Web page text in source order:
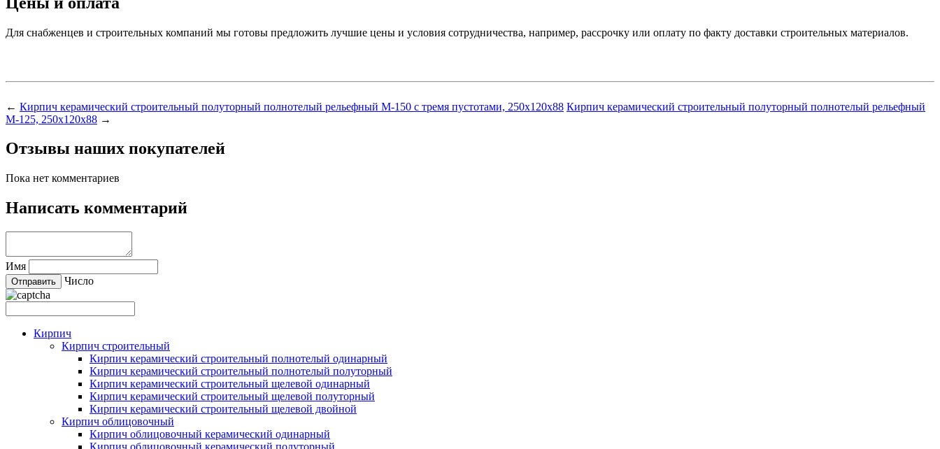
Для снабженцев и строительных компаний мы готовы предложить лучшие цены и условия сотрудничества, например, рассрочку или оплату по факту доставки строительных материалов.
← Кирпич керамический строительный полуторный полнотелый рельефный М-150 с тремя пустотами, 250х120х88 Кирпич керамический строительный полуторный полнотелый рельефный
М-125, 250х120х88 →
Отзывы наших покупателей
Пока нет комментариев
Написать комментарий
Имя
Число
Кирпич
Кирпич строительный
Кирпич керамический строительный полнотелый одинарный
Кирпич керамический строительный полнотелый полуторный
Кирпич керамический строительный щелевой одинарный
Кирпич керамический строительный щелевой полуторный
Кирпич керамический строительный щелевой двойной
Кирпич облицовочный
Кирпич облицовочный керамический одинарный